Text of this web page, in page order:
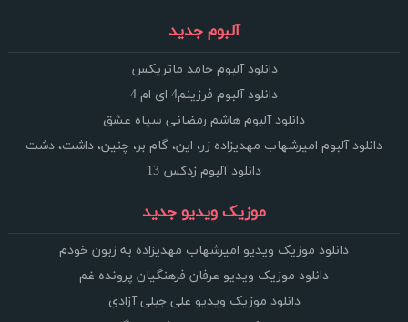
آلبوم جدید
دانلود آلبوم حامد ماتریکس
دانلود آلبوم فرزینم4 ای ام 4
دانلود آلبوم هاشم رمضانی سپاه عشق
دانلود آلبوم امیرشهاب مهدیزاده زر، این، گام بر، چنین، داشت، دشت
دانلود آلبوم زدکس 13
موزیک ویدیو جدید
دانلود موزیک ویدیو امیرشهاب مهدیزاده به زبون خودم
دانلود موزیک ویدیو عرفان فرهنگیان پرونده غم
دانلود موزیک ویدیو علی جبلی آزادی